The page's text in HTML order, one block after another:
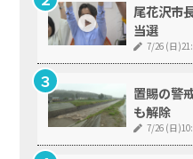
尾花沢市
当選
7/26 (日
置賜の警
も解除
7/26 (日